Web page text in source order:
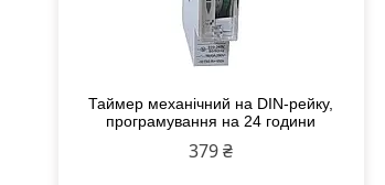
Таймер механічний на DIN-рейку,
програмування на 24 години
379 ₴